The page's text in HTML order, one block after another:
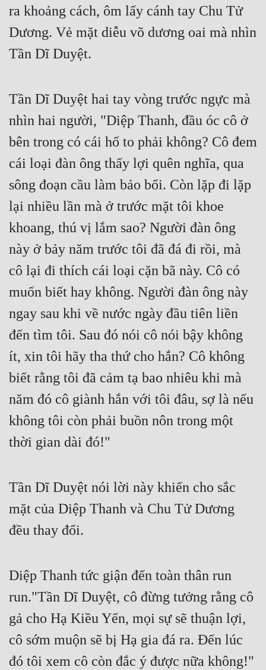
Cạnh Kỹ
Cổ Tiên Hiệp
Dã Sử
Dị Giới
Dị Năng
Gia Đấu
Góc Nhìn Nam
Góc Nhìn Nữ
Huyền Huyễn
Huyền Nghi
Hài Hước
Hệ Thống
Học Đường
Khoa Huyễn
Khoa Huyễn Không Gian
Kinh Dị
Kỳ Huyễn
Kỳ Ảo
Mưu Mô
Mạt Thế
Mỹ Thực
ra khoảng cách, ôm lấy cánh tay Chu Tử
Dương. Vẻ mặt diễu võ dương oai mà nhìn
Tần Dĩ Duyệt.
Tần Dĩ Duyệt hai tay vòng trước ngực mà
nhìn hai người, "Diệp Thanh, đầu óc cô ở
bên trong có cái hố to phải không? Cô đem
cái loại đàn ông thấy lợi quên nghĩa, qua
sông đoạn cầu làm bảo bối. Còn lặp đi lặp
lại nhiều lần mà ở trước mặt tôi khoe
khoang, thú vị lắm sao? Người đàn ông
này ở bảy năm trước tôi đã đá đi rồi, mà
cô lại đi thích cái loại cặn bã này. Cô có
muốn biết hay không. Người đàn ông này
ngay sau khi về nước ngày đầu tiên liền
đến tìm tôi. Sau đó nói cô nói bậy không
ít, xin tôi hãy tha thứ cho hắn? Cô không
biết rằng tôi đã cảm tạ bao nhiêu khi mà
năm đó cô giành hắn với tôi đâu, sợ là nếu
không tôi còn phải buồn nôn trong một
thời gian dài đó!"
Tần Dĩ Duyệt nói lời này khiến cho sắc
mặt của Diệp Thanh và Chu Tử Dương
đều thay đổi.
Diệp Thanh tức giận đến toàn thân run
run."Tần Dĩ Duyệt, cô đừng tưởng rằng cô
gả cho Hạ Kiều Yến, mọi sự sẽ thuận lợi,
cô sớm muộn sẽ bị Hạ gia đá ra. Đến lúc
đó tôi xem cô còn đắc ý được nữa không!"